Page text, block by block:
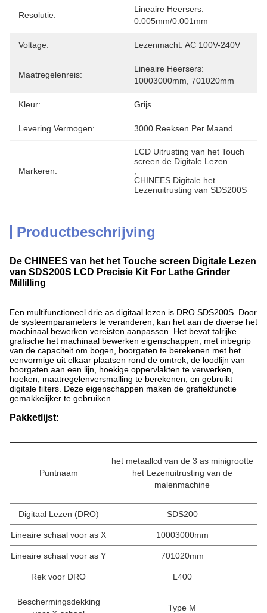
Resolutie:
Lineaire Heersers:
0.005mm/0.001mm
Voltage: Lezenmacht: AC 100V-240V
Maatregelenreis:
Lineaire Heersers:
10003000mm, 701020mm
Kleur: Grijs
Levering Vermogen: 3000 Reeksen Per Maand
Markeren:
LCD Uitrusting van het Touch
screen de Digitale Lezen
CHINEES Digitale het
Lezenuitrusting van SDS200S
Productbeschrijving
De CHINEES van het het Touche screen Digitale Lezen
van SDS200S LCD Precisie Kit For Lathe Grinder
Millilling
Een multifunctioneel drie as digitaal lezen is DRO SDS200S. Door
de systeemparameters te veranderen, kan het aan de diverse het
machinaal bewerken vereisten aanpassen. Het bevat talrijke
grafische het machinaal bewerken eigenschappen, met inbegrip
van de capaciteit om bogen, boorgaten te berekenen met het
eenvormige uit elkaar plaatsen rond de omtrek, de loodlijn van
boorgaten aan een lijn, hoekige oppervlakten te verwerken,
hoeken, maatregelenversmalling te berekenen, en gebruikt
digitale filters. Deze eigenschappen maken de grafiekfunctie
gemakkelijker te gebruiken.
Pakketlijst:
Puntnaam
het metaallcd van de 3 as minigrootte
het Lezenuitrusting van de
malenmachine
Digitaal Lezen (DRO) SDS200
Lineaire schaal voor as X 10003000mm
Lineaire schaal voor as Y 701020mm
Rek voor DRO L400
Beschermingsdekking
Type M